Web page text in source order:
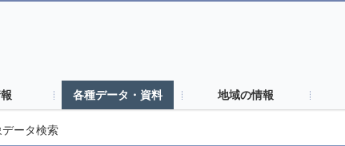
各種データ・資料 地域の情報
ータ検索